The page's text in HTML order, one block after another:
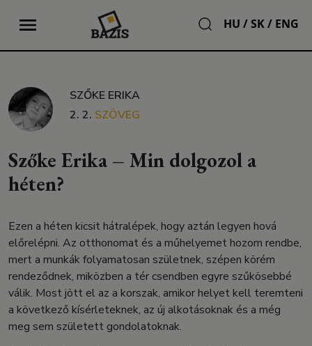
HU /SK/ ENG
SZŐKE ERIKA
2. 2. SZÖVEG
Szőke Erika – Min dolgozol a
héten?
Ezen a héten kicsit hátralépek, hogy aztán legyen hová
előrelépni. Az otthonomat és a műhelyemet hozom rendbe,
mert a munkák folyamatosan születnek, szépen körém
rendeződnek, miközben a tér csendben egyre szűkösebbé
válik. Most jött el az a korszak, amikor helyet kell teremteni
a következő kísérleteknek, az új alkotásoknak és a még
meg sem született gondolatoknak.